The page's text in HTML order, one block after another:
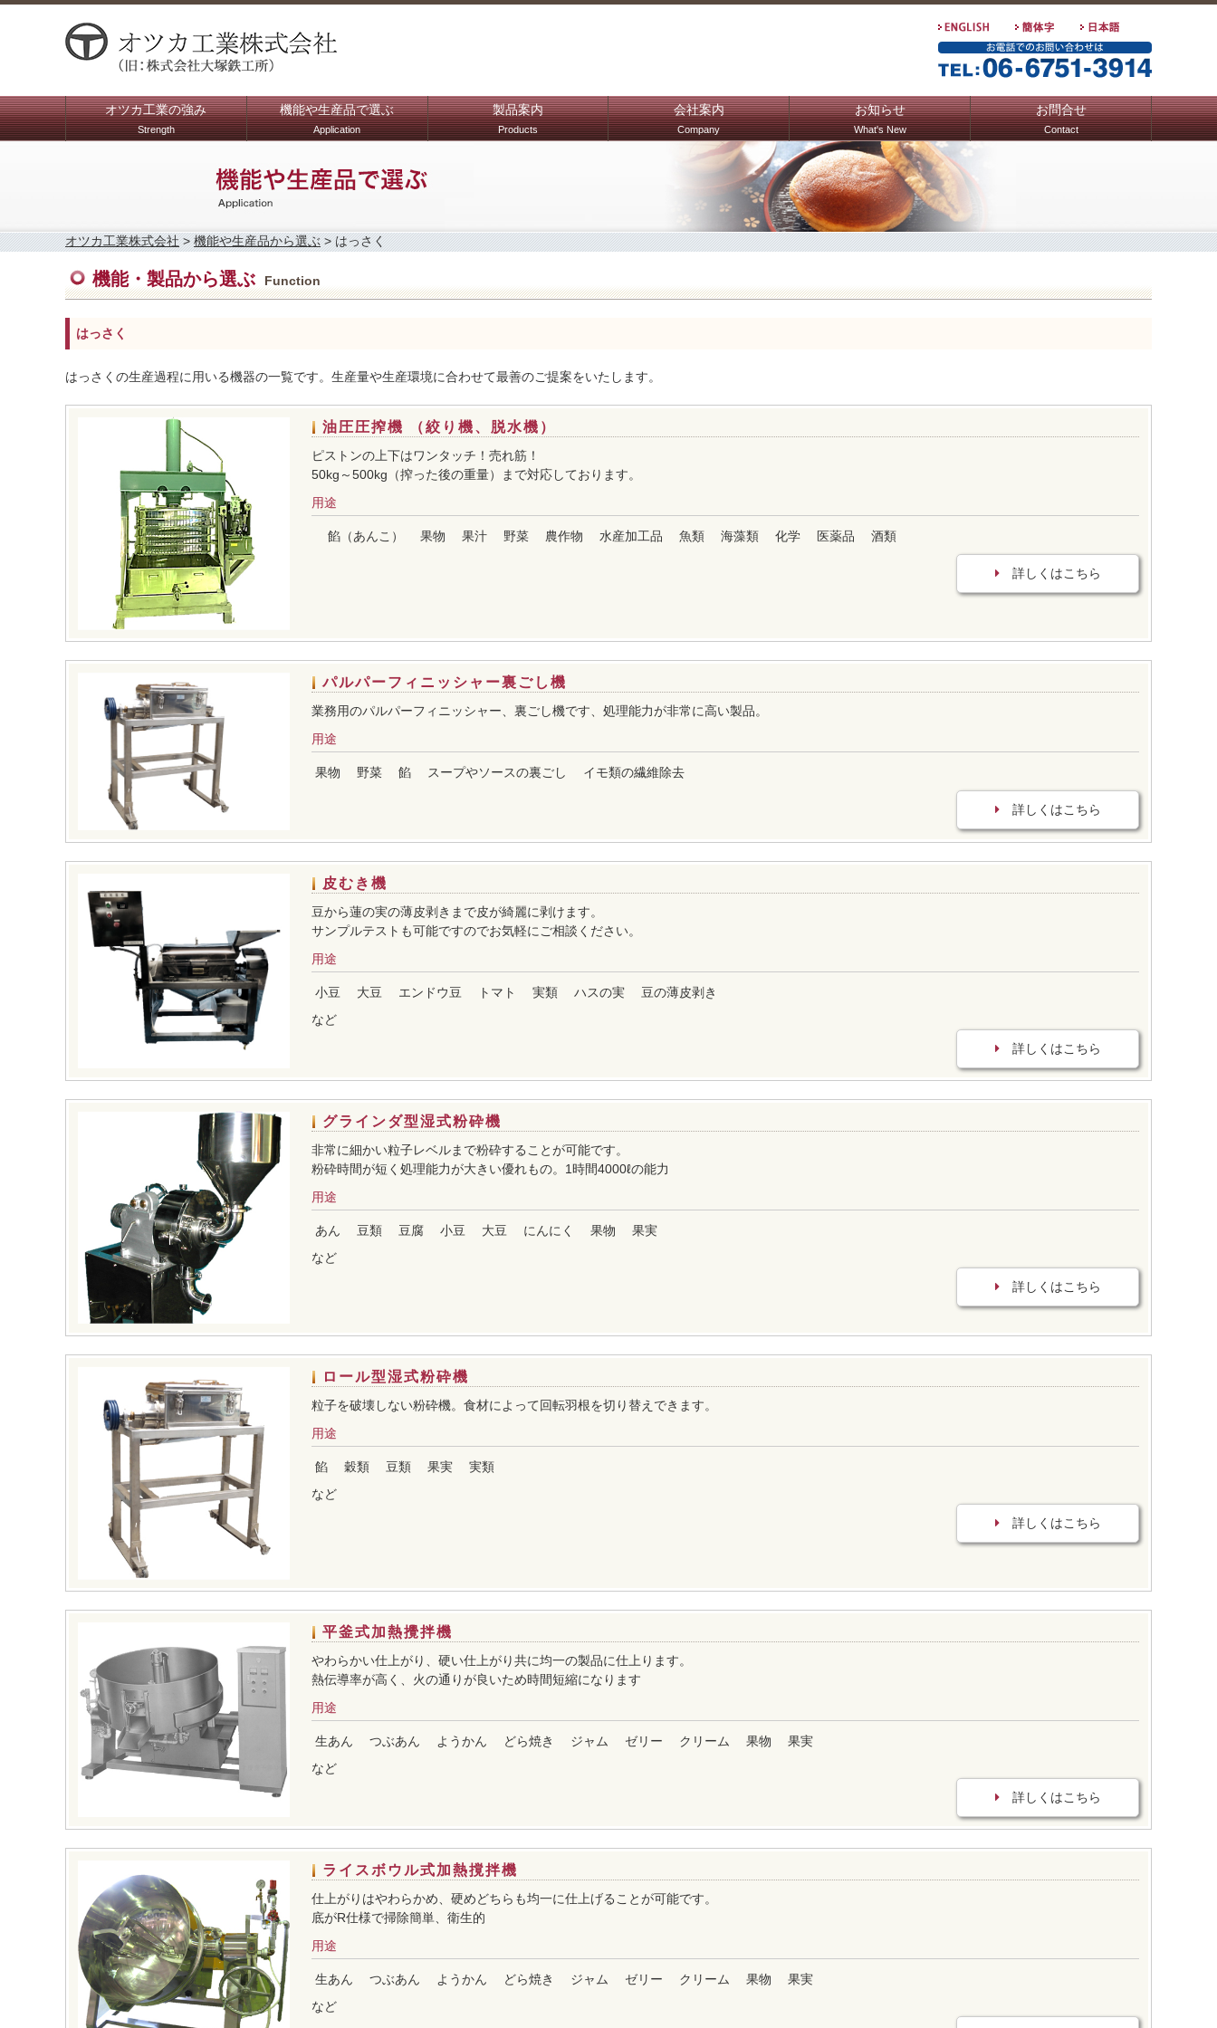
オツカ工業の強み
Strength
機能や生産品で選ぶ
Application
製品案内
Products
会社案内
Company
お知らせ
What's New
お問合せ
Contact
オツカ工業株式会社 > 機能や生産品から選ぶ > はっさく
機能・製品から選ぶ Function
はっさく
はっさくの生産過程に用いる機器の一覧です。生産量や生産環境に合わせて最善のご提案をいたします。
油圧圧搾機 （絞り機、脱水機）
ピストンの上下はワンタッチ！売れ筋！
50kg～500kg（搾った後の重量）まで対応しております。
用途
餡（あんこ） 果物 果汁 野菜 農作物 水産加工品 魚類 海藻類 化学 医薬品 酒類
詳しくはこちら
パルパーフィニッシャー裏ごし機
業務用のパルパーフィニッシャー、裏ごし機です、処理能力が非常に高い製品。
用途
果物 野菜 餡 スープやソースの裏ごし イモ類の繊維除去
詳しくはこちら
皮むき機
豆から蓮の実の薄皮剥きまで皮が綺麗に剥けます。
サンプルテストも可能ですのでお気軽にご相談ください。
用途
小豆 大豆 エンドウ豆 トマト 実類 ハスの実
豆の薄皮剥き
など
詳しくはこちら
グラインダ型湿式粉砕機
非常に細かい粒子レベルまで粉砕することが可能です。
粉砕時間が短く処理能力が大きい優れもの。1時間4000ℓの能力
用途
あん 豆類 豆腐 小豆 大豆 にんにく 果物
果実
など
詳しくはこちら
ロール型湿式粉砕機
粒子を破壊しない粉砕機。食材によって回転羽根を切り替えできます。
用途
餡 穀類 豆類 果実
実類
など
詳しくはこちら
平釜式加熱攪拌機
やわらかい仕上がり、硬い仕上がり共に均一の製品に仕上ります。
熱伝導率が高く、火の通りが良いため時間短縮になります
用途
生あん つぶあん ようかん どら焼き ジャム ゼリー クリーム 果物
果実
など
詳しくはこちら
ライスボウル式加熱撹拌機
仕上がりはやわらかめ、硬めどちらも均一に仕上げることが可能です。
底がR仕様で掃除簡単、衛生的
用途
生あん つぶあん ようかん どら焼き ジャム ゼリー クリーム 果物
果実
など